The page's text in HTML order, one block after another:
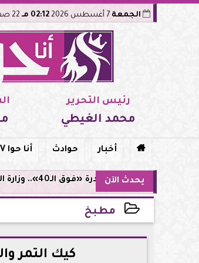
الجمعة 02:12 مـ
رئيس التحرير
محمد الغيطي
 أخبار حوادث أنا حوا TV
يحدث الآن
مبادرة «فوق الـ40».. وزارة العمل توفر فرص توظيف لأصحاب الخبرات
مطبخ
2026-05-21 15:46:24
كيك التمر